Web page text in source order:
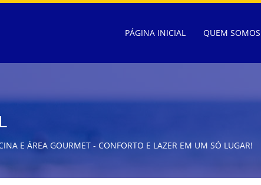
PÁGINA INICIAL QUEM SOMOS
E ÁREA GOURMET - CONFORTO E LAZER EM UM SÓ LUGAR!